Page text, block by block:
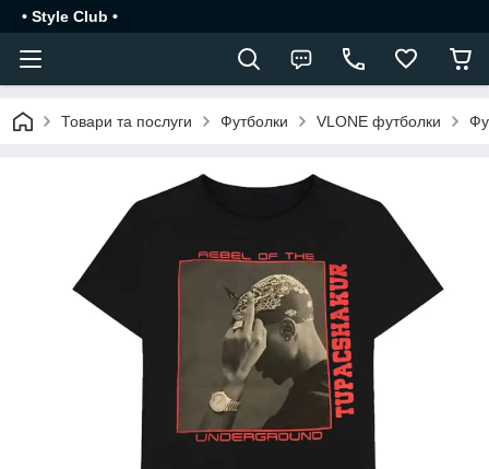
• Style Club •
Товари та послуги Футболки VLONE футболки